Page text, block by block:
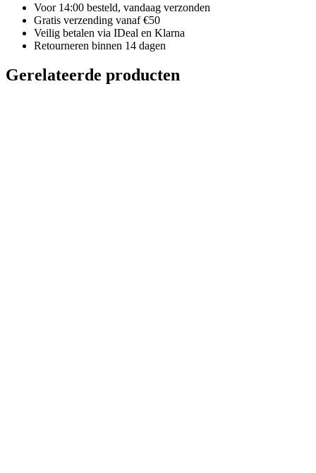
Voor 14:00 besteld, vandaag verzonden
Gratis verzending vanaf €50
Veilig betalen via IDeal en Klarna
Retourneren binnen 14 dagen
Gerelateerde producten